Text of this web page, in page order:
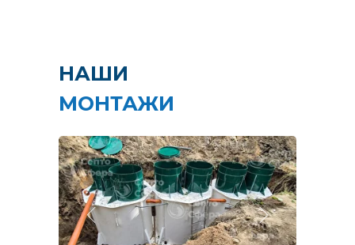
НАШИ
МОНТАЖИ